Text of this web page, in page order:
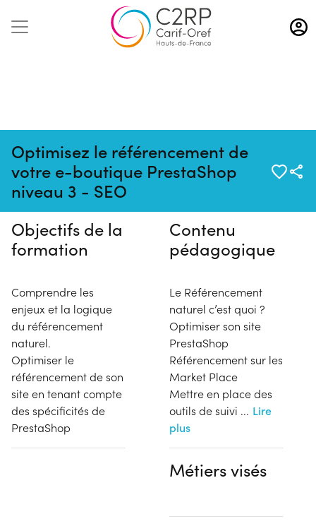
Aller
au
contenu
Optimisez le référencement de
votre e-boutique PrestaShop
niveau 3 - SEO
Pas de session programmée en
ce moment
Objectifs de la
formation
Comprendre les
enjeux et la logique
du référencement
naturel.
Optimiser le
référencement de son
site en tenant compte
des spécificités de
PrestaShop
Contenu
pédagogique
Le Référencement
naturel c’est quoi ?
Optimiser son site
PrestaShop
Référencement sur les
Market Place
Mettre en place des
outils de suivi ... Lire
plus
Métiers visés